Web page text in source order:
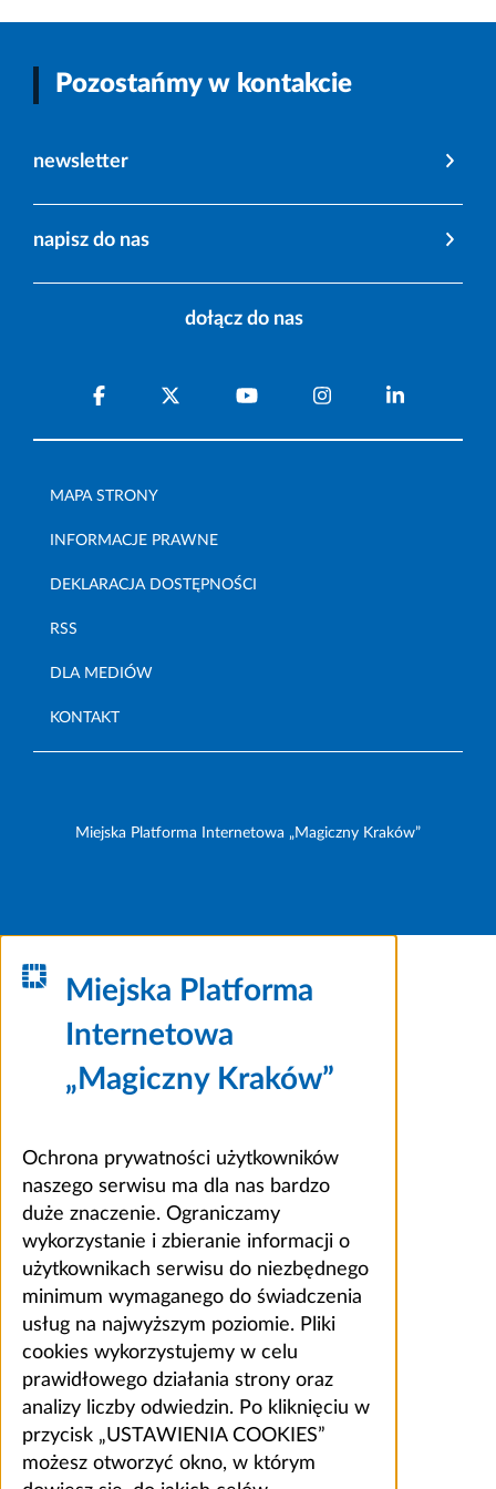
Pozostańmy w kontakcie
newsletter
napisz do nas
dołącz do nas
MAPA STRONY
INFORMACJE PRAWNE
DEKLARACJA DOSTĘPNOŚCI
RSS
DLA MEDIÓW
KONTAKT
Miejska Platforma Internetowa „Magiczny Kraków”
Miejska Platforma
Internetowa
„Magiczny Kraków”
Ochrona prywatności użytkowników
naszego serwisu ma dla nas bardzo
duże znaczenie. Ograniczamy
wykorzystanie i zbieranie informacji o
użytkownikach serwisu do niezbędnego
minimum wymaganego do świadczenia
usług na najwyższym poziomie. Pliki
cookies wykorzystujemy w celu
prawidłowego działania strony oraz
analizy liczby odwiedzin. Po kliknięciu w
przycisk „USTAWIENIA COOKIES”
możesz otworzyć okno, w którym